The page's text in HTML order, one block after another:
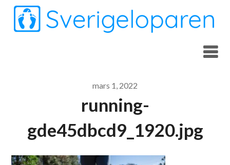
Skip
content
mars 1, 2022
running-
gde45dbcd9_1920.jpg